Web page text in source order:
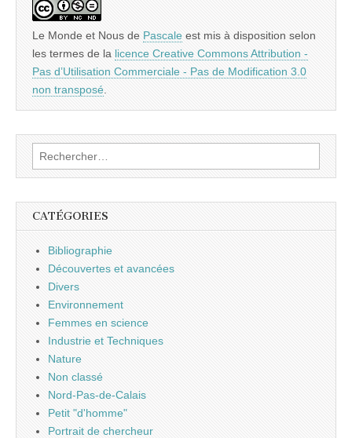
Le Monde et Nous de Pascale est mis à disposition selon
les termes de la licence Creative Commons Attribution -
Pas d’Utilisation Commerciale - Pas de Modification 3.0
non transposé
Rechercher :
CATÉGORIES
Bibliographie
Découvertes et avancées
Divers
Environnement
Femmes en science
Industrie et Techniques
Nature
Non classé
Nord-Pas-de-Calais
Petit "d'homme"
Portrait de chercheur